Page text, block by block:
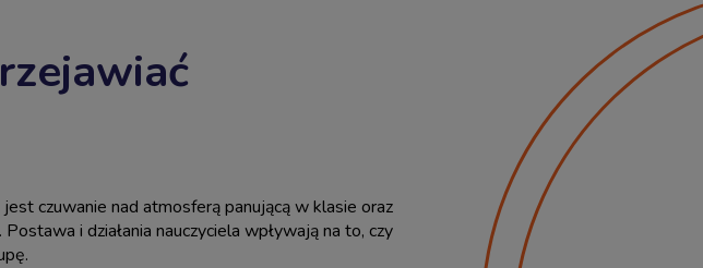
czuwanie nad atmosferą panującą w klasie oraz
i działania nauczyciela wpływają na to, czy